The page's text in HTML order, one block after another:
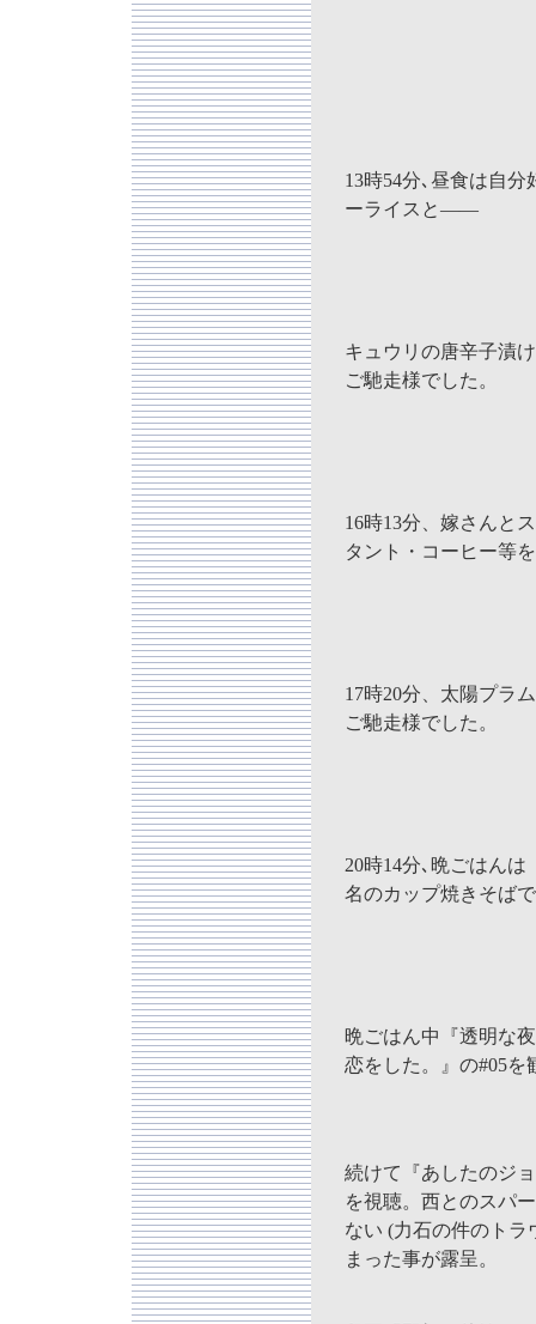
13時54分､昼食は自
ーライスと――
キュウリの唐辛子漬
ご馳走様でした。
16時13分、嫁さんと
タント・コーヒー等
17時20分、太陽プラ
ご馳走様でした。
20時14分､晩ごはんは
名のカップ焼きそば
晩ごはん中『透明な
恋をした。』の#05を
続けて『あしたのジ
を視聴。西とのスパ
ない (力石の件のトラ
まった事が露呈。